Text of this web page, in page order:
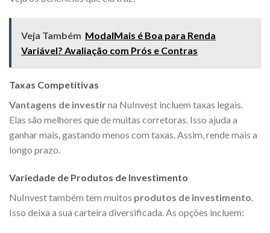
Veja Também ModalMais é Boa para Renda
Variável? Avaliação com Prós e Contras
Taxas Competitivas
Vantagens de investirna NuInvest incluem taxas legais.
Elas são melhores que de muitas corretoras. Isso ajuda a
ganhar mais, gastando menos com taxas. Assim, rende mais a
longo prazo.
Variedade de Produtos de Investimento
NuInvest também tem muitos produtos de investimento
Isso deixa a sua carteira diversificada. As opções incluem: